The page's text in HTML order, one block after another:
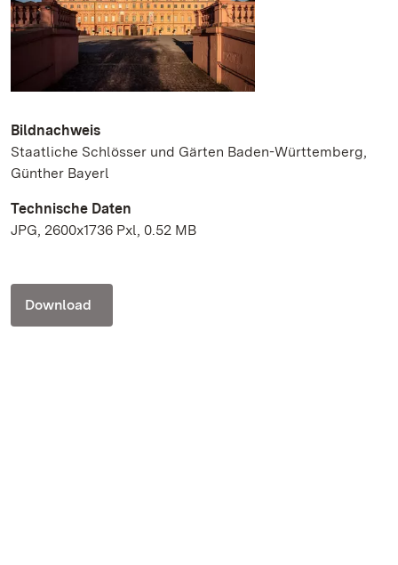
Bildnachweis
Staatliche Schlösser und Gärten Baden-Württemberg,
Günther Bayerl
Technische Daten
JPG, 2600x1736 Pxl, 0.52 MB
Download